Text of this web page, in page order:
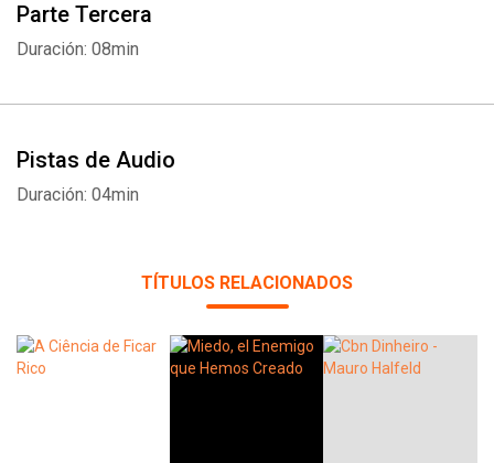
Parte Tercera
Duración: 08min
Pistas de Audio
Duración: 04min
TÍTULOS RELACIONADOS